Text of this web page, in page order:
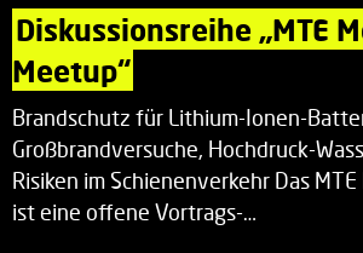
Diskussionsreihe „MTE
Meetup“
Brandschutz für Lithium-Ionen-
Großbrandversuche, Hochdruck-
Risiken im Schienenverkehr Das
ist eine offene Vortrags-…